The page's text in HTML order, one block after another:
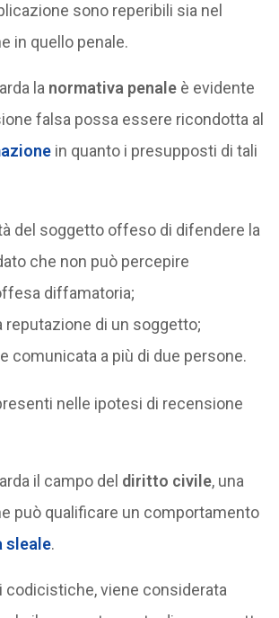
sono reperibili sia nel
in quello penale.
la normativa penaleè evidente
falsa possa essere ricondotta al
in quanto i presupposti di tali
del soggetto offeso di difendere la
che non può percepire
diffamatoria;
reputazione di un soggetto;
comunicata a più di due persone.
nelle ipotesi di recensione
il campo del diritto civile, una
può qualificare un comportamento
sleale.
codicistiche, viene considerata